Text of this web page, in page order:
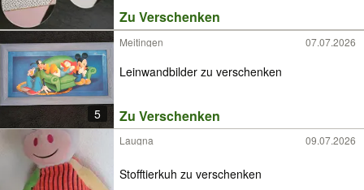
Zu Verschenken
5
Meitingen 07.07.2026
Leinwandbilder zu verschenken
Zu Verschenken
Laugna 09.07.2026
Stofftierkuh zu verschenken